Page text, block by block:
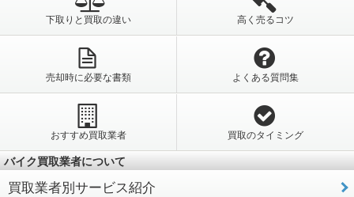
下取りと買取の違い 高く売るコツ
売却時に必要な書類 よくある質問集
おすすめ買取業者 買取のタイミング
バイク買取業者について
買取業者別サービス紹介